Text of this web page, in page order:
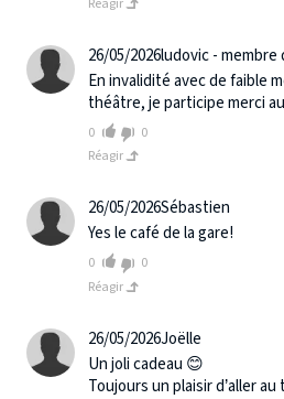
Réagir
26/05/2026ludovic - membre
En invalidité avec de faible
théâtre, je participe merci
0
0
Réagir
26/05/2026Sébastien
Yes le café de la gare!
0
0
Réagir
26/05/2026Joëlle
Un joli cadeau 😊
Toujours un plaisir d’aller